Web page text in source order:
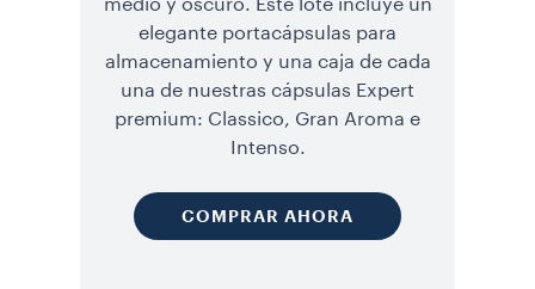
medio y oscuro. Este lote incluye un
elegante portacápsulas para
almacenamiento y una caja de cada
una de nuestras cápsulas Expert
premium: Classico, Gran Aroma e
Intenso.
COMPRAR AHORA